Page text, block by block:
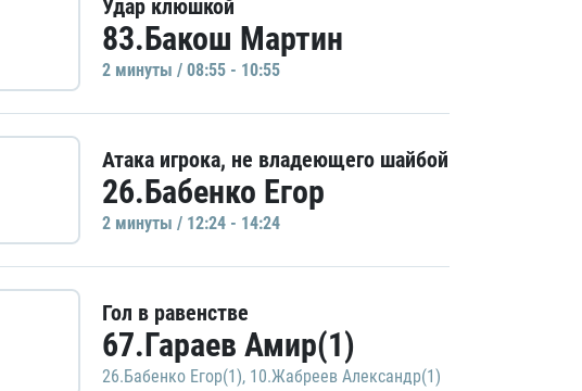
Удар клюшкой
83.Бакош Мартин
2 минуты / 08:55 - 10:55
Атака игрока, не владеющего шайбой
26.Бабенко Егор
2 минуты / 12:24 - 14:24
Гол в равенстве
67.Гараев Амир(1)
26.Бабенко Егор(1), 10.Жабреев Александр(1)